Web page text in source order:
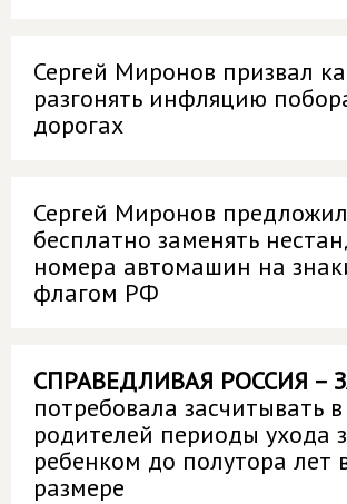
Сергей Миронов призвал
разгонять инфляцию
дорогах
Сергей Миронов предложил
бесплатно заменять
номера автомашин на
флагом РФ
СПРАВЕДЛИВАЯ РОССИЯ –
потребовала засчитывать
родителей периоды ухода
ребенком до полутора лет
размере